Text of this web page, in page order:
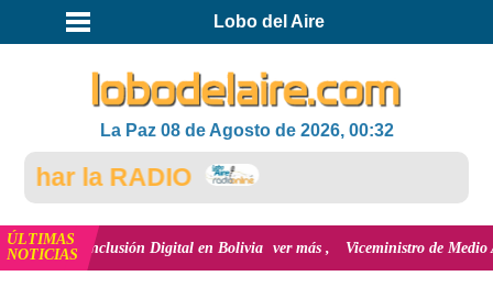
Lobo del Aire
La Paz 08 de Agosto de 2026, 00:32
la RADIO
ÚLTIMAS
NOTICIAS
y la inclusión Digital en Bolivia ver más Viceministro de Medio